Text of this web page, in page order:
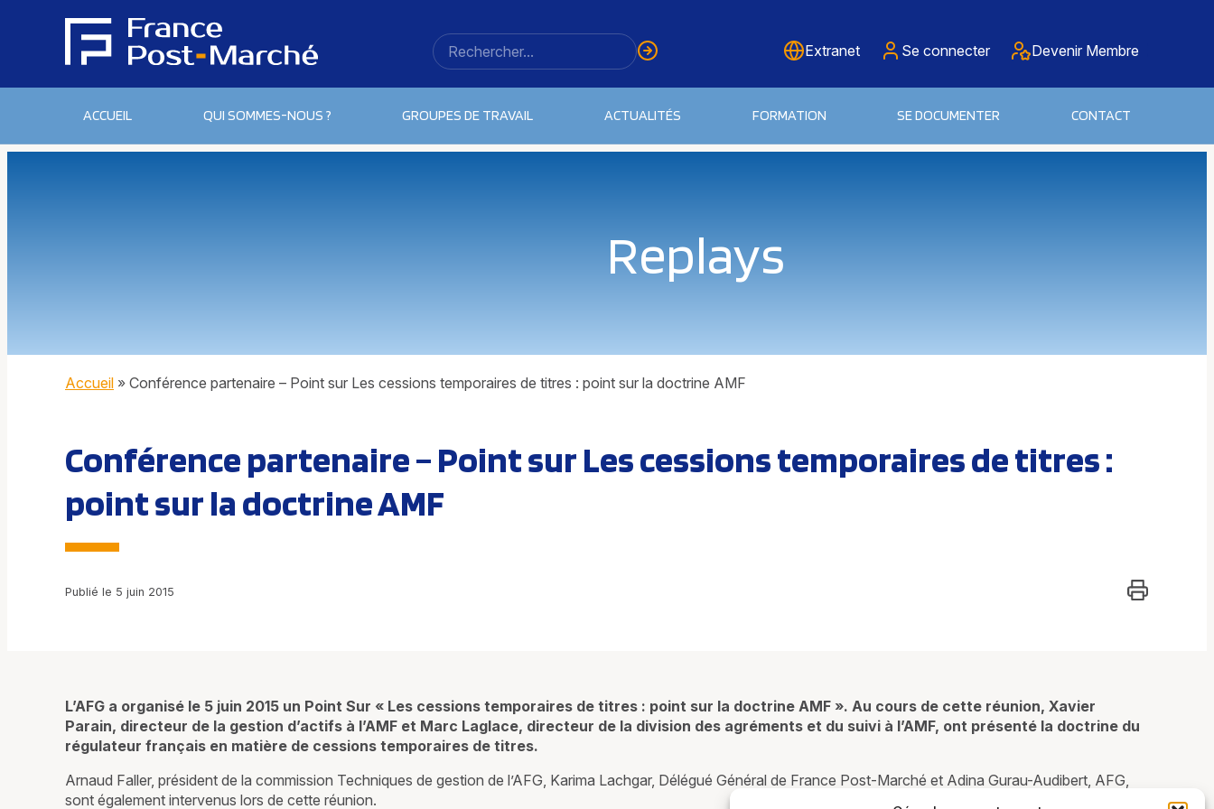
Extranet Se connecter Devenir Membre
ACCUEIL QUI SOMMES-NOUS ? GROUPES DE TRAVAIL ACTUALITÉS FORMATION SE DOCUMENTER CONTACT
Replays
Accueil » Conférence partenaire – Point sur Les cessions temporaires de titres : point sur la doctrine AMF
Conférence partenaire – Point sur Les cessions temporaires de titres :
point sur la doctrine AMF
Publié le 5 juin 2015
L’AFG a organisé le 5 juin 2015 un Point Sur « Les cessions temporaires de titres : point sur la doctrine AMF ». Au cours de cette réunion, Xavier
Parain, directeur de la gestion d’actifs à l’AMF et Marc Laglace, directeur de la division des agréments et du suivi à l’AMF, ont présenté la doctrine du
régulateur français en matière de cessions temporaires de titres.
Arnaud Faller, président de la commission Techniques de gestion de l’AFG, Karima Lachgar, Délégué Général de France Post-Marché et Adina Gurau-Audibert, AFG,
sont également intervenus lors de cette réunion.